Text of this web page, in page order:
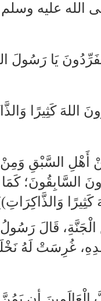
الله عليه
يَا رَسُولَ
اللهَ كَثِيرًا
أَهْلِ السَّبْقِ وَمِنْ
السَّابِقُونَ؛
كَثِيرًا
قَالَ
غُرِسَتْ لَهُ